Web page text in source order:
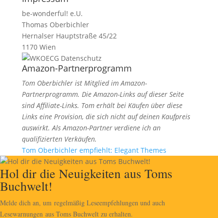
be-wonderful! e.U.
Thomas Oberbichler
Hernalser Hauptstraße 45/22
1170 Wien
Datenschutz
Amazon-Partnerprogramm
Tom Oberbichler ist Mitglied im Amazon-
Partnerprogramm. Die Amazon-Links auf dieser Seite
sind Affiliate-Links. Tom erhält bei Käufen über diese
Links eine Provision, die sich nicht auf deinen Kaufpreis
auswirkt.Als Amazon-Partner verdiene ich an
qualifizierten Verkäufen.
Tom Oberbichler empfiehlt: Elegant Themes
Hol dir die Neuigkeiten aus Toms
Buchwelt!
Melde dich an, um regelmäßig Leseempfehlungen und auch
Lesewarnungen aus Toms Buchwelt zu erhalten.